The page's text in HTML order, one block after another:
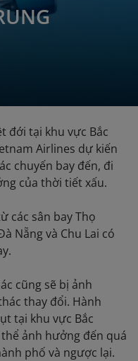
đới tại khu vực Bắc
Airlines dự kiến
chuyến bay đến, đi
của thời tiết xấu.
các sân bay Thọ
Nẵng và Chu Lai có
cũng sẽ bị ảnh
thay đổi. Hành
tại khu vực Bắc
ảnh hưởng đến quá
phố và ngược lại.